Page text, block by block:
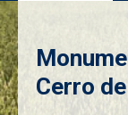
Cerro